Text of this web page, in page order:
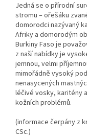
Jedná se o přírodní
stromu – ořešáku
domorodci nazývaný
Afriky a domorodým
Burkiny Faso je
z naší nabídky je
jemnou, velmi
mimořádně vysoký
nenasycených
léčivé vosky, karitény
kožních problémů.
(informace čerpány z
CSc.)